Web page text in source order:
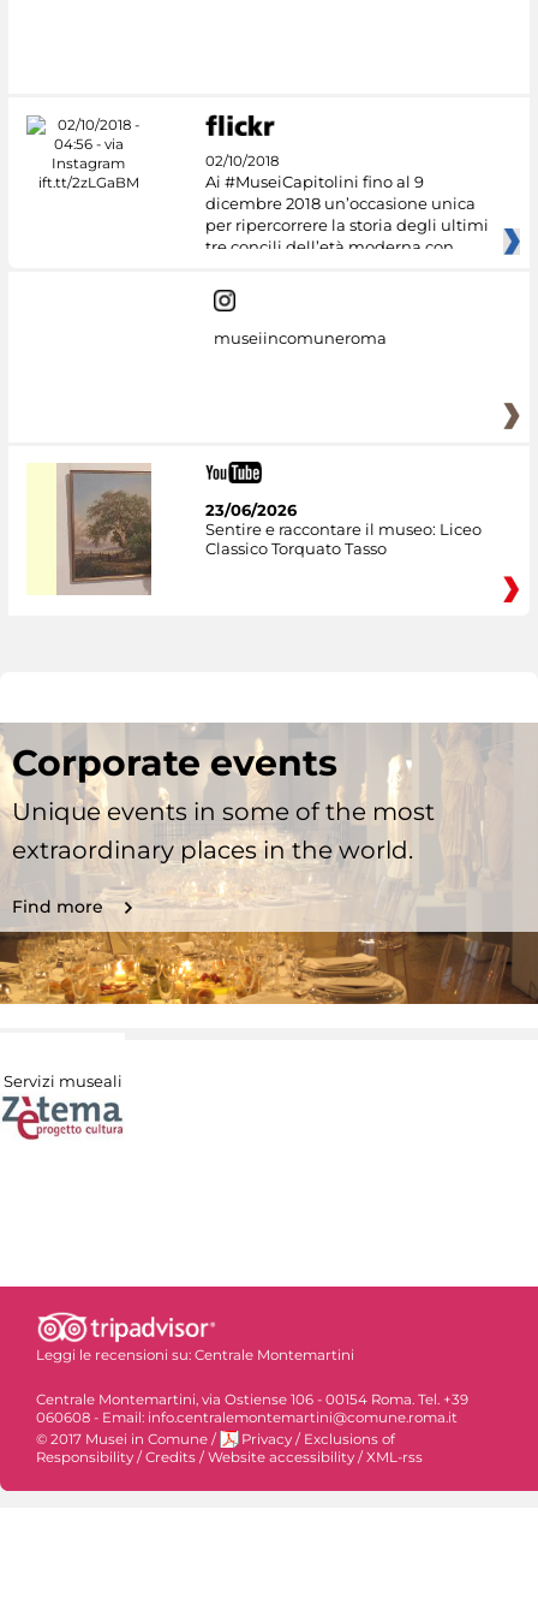
02/10/2018
Ai #MuseiCapitolini fino al 9
dicembre 2018 un’occasione unica
per ripercorrere la storia degli ultimi
tre concili dell’età moderna con
museiincomuneroma
23/06/2026
Sentire e raccontare il museo: Liceo
Classico Torquato Tasso
Corporate events
Unique events in some of the most
extraordinary places in the world.
Find more
Servizi museali
Leggi le recensioni su: Centrale Montemartini
Centrale Montemartini, via Ostiense 106 - 00154 Roma. Tel. +39
060608 - Email: info.centralemontemartini@comune.roma.it
© 2017 Musei in Comune / Privacy / Exclusions of
Responsibility /Credits /Website accessibility /XML-rss